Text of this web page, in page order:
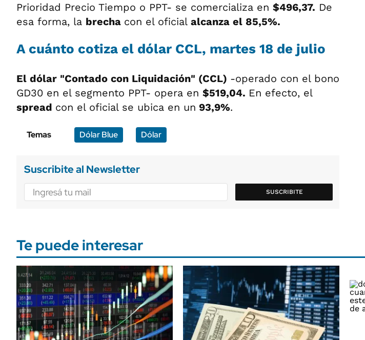
Prioridad Precio Tiempo o PPT- se comercializa en $496,37. De
esa forma, la brecha con el oficial alcanza el 85,5%.
A cuánto cotiza el dólar CCL, martes 18 de julio
El dólar "Contado con Liquidación" (CCL) -operado con el bono
GD30 en el segmento PPT- opera en $519,04. En efecto, el
spread con el oficial se ubica en un 93,9%.
Temas Dólar Blue Dólar
Suscribite al Newsletter
SUSCRIBITE
Te puede interesar